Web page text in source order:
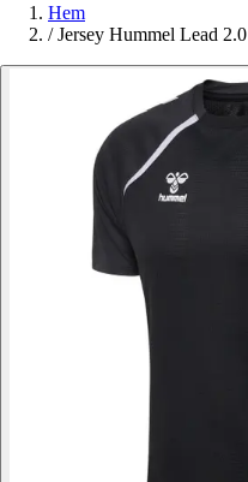
Hem
/ Jersey Hummel Lead 2.0